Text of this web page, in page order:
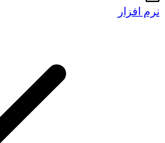
نرم افزار